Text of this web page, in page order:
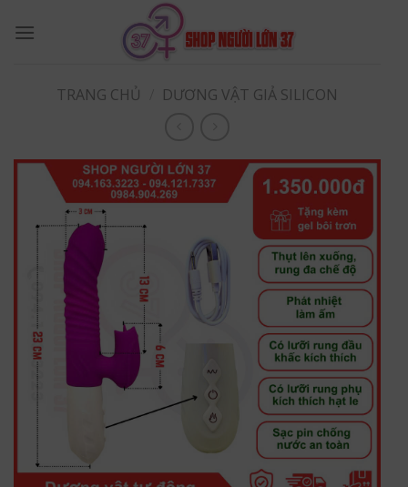
TRANG CHỦ
DƯƠNG VẬT GIẢ SILICON